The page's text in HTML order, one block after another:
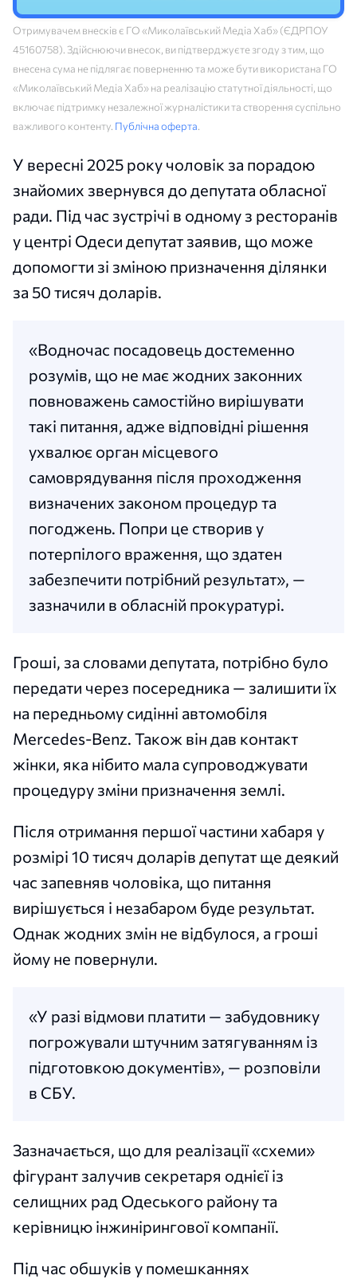
Отримувачем внесків є ГО «Миколаївський Медіа Хаб» (ЄДРПОУ
45160758). Здійснюючи внесок, ви підтверджуєте згоду з тим, що
внесена сума не підлягає поверненню та може бути використана ГО
«Миколаївський Медіа Хаб» на реалізацію статутної діяльності, що
включає підтримку незалежної журналістики та створення суспільно
важливого контенту. Публічна оферта.
У вересні 2025 року чоловік за порадою
знайомих звернувся до депутата обласної
ради. Під час зустрічі в одному з ресторанів
у центрі Одеси депутат заявив, що може
допомогти зі зміною призначення ділянки
за 50 тисяч доларів.
«Водночас посадовець достеменно
розумів, що не має жодних законних
повноважень самостійно вирішувати
такі питання, адже відповідні рішення
ухвалює орган місцевого
самоврядування після проходження
визначених законом процедур та
погоджень. Попри це створив у
потерпілого враження, що здатен
забезпечити потрібний результат», —
зазначили в обласній прокуратурі.
Гроші, за словами депутата, потрібно було
передати через посередника — залишити їх
на передньому сидінні автомобіля
Mercedes-Benz. Також він дав контакт
жінки, яка нібито мала супроводжувати
процедуру зміни призначення землі.
Після отримання першої частини хабаря у
розмірі 10 тисяч доларів депутат ще деякий
час запевняв чоловіка, що питання
вирішується і незабаром буде результат.
Однак жодних змін не відбулося, а гроші
йому не повернули.
«У разі відмови платити — забудовнику
погрожували штучним затягуванням із
підготовкою документів», — розповіли
в СБУ.
Зазначається, що для реалізації «схеми»
фігурант залучив секретаря однієї із
селищних рад Одеського району та
керівницю інжинірингової компанії.
Під час обшуків у помешканнях